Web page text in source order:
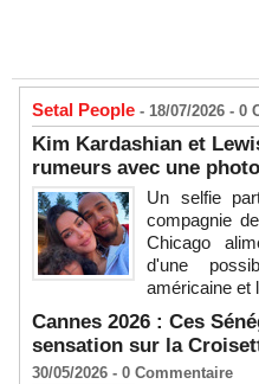
Setal People - 18/07/2026 - 0
Kim Kardashian et
rumeurs avec une
Un selfie
compagnie
Chicago
d'une
américaine et
Cannes 2026 : Ces
sensation sur la
30/05/2026 - 0 Commentaire